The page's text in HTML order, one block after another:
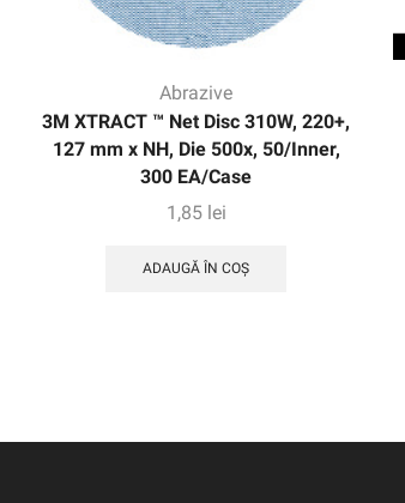
Abrazive
3M XTRACT ™ Net Disc 310W, 220+,
127 mm x NH, Die 500x, 50/Inner,
300 EA/Case
1,85 lei
ADAUGĂ ÎN COȘ